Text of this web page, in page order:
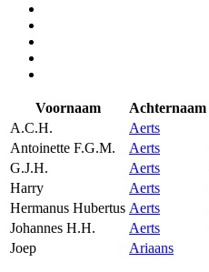
Voornaam Achternaam
A.C.H.
Aerts
Antoinette F.G.M.
Aerts
G.J.H.
Aerts
Harry
Aerts
Hermanus Hubertus Aerts
Johannes H.H.
Aerts
Joep
Ariaans